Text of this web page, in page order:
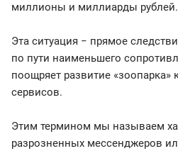
миллионы и миллиарды рублей.
Эта ситуация − прямое
по пути наименьшего
поощряет развитие
сервисов.
Этим термином мы называем
разрозненных мессенджеров